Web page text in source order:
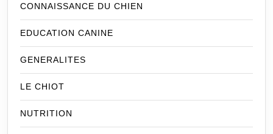
CONNAISSANCE DU CHIEN
EDUCATION CANINE
GENERALITES
LE CHIOT
NUTRITION